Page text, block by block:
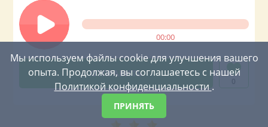
00:00
Мы используем файлы cookie для улучшения вашего
опыта. Продолжая, вы соглашаетесь с нашей
Политикой конфиденциальности .
ПРИНЯТЬ